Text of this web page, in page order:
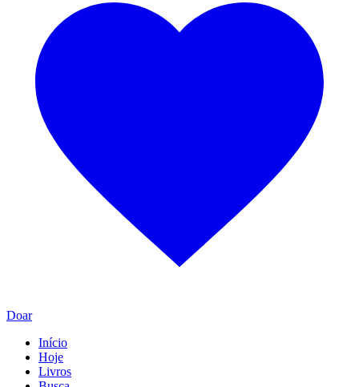
Doar
Início
Hoje
Livros